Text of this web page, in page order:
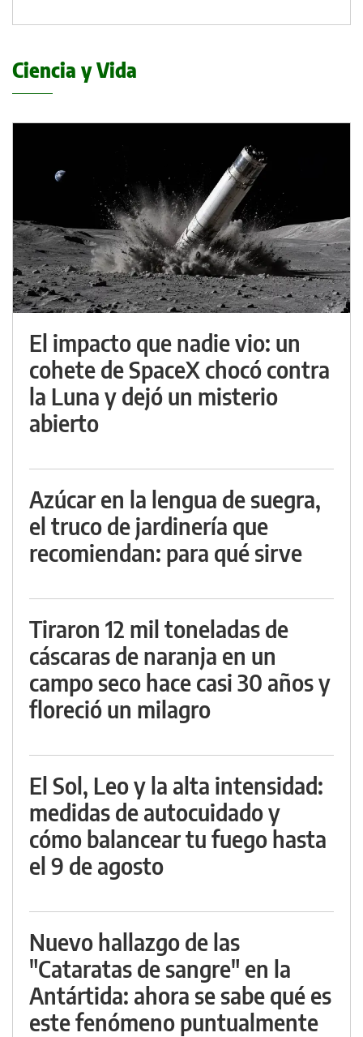
Ciencia y Vida
El impacto que nadie vio: un
cohete de SpaceX chocó contra
la Luna y dejó un misterio
abierto
Azúcar en la lengua de suegra,
el truco de jardinería que
recomiendan: para qué sirve
Tiraron 12 mil toneladas de
cáscaras de naranja en un
campo seco hace casi 30 años y
floreció un milagro
El Sol, Leo y la alta intensidad:
medidas de autocuidado y
cómo balancear tu fuego hasta
el 9 de agosto
Nuevo hallazgo de las
"Cataratas de sangre" en la
Antártida: ahora se sabe qué es
este fenómeno puntualmente